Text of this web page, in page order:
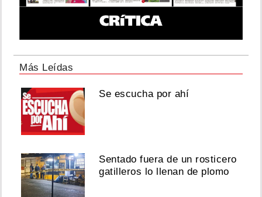
Más Leídas
Se escucha por ahí
Sentado fuera de un rosticero
gatilleros lo llenan de plomo